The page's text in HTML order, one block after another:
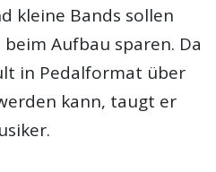
kleine Bands sollen
Aufbau sparen. Da
in Pedalformat über
kann, taugt er